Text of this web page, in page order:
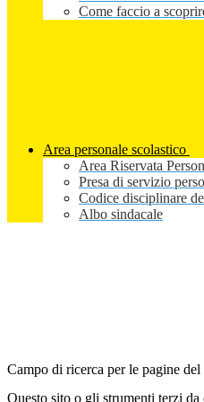
Come faccio a
Area personale scolastico
Area Riservata
Presa di servizio
Codice disciplinare
Albo sindacale
Campo di ricerca per le pagine del
Questo sito o gli strumenti terzi